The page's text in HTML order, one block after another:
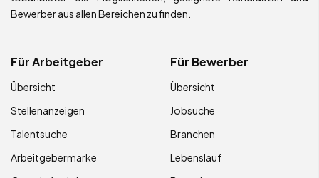
Bewerber aus allen Bereichen zu finden.
Für Arbeitgeber
Übersicht
Stellenanzeigen
Talentsuche
Arbeitgebermarke
Für Bewerber
Übersicht
Jobsuche
Branchen
Lebenslauf